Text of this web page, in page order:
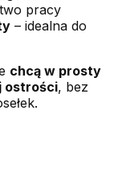
pracy
– idealna do
chcą w prosty
ostrości, bez